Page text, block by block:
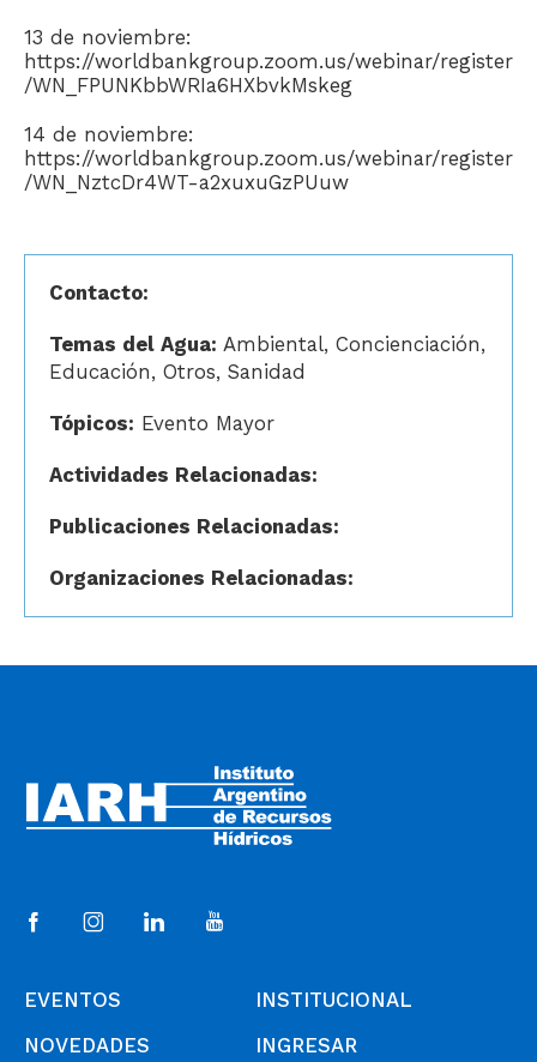
13 de noviembre:
https://worldbankgroup.zoom.us/webinar/register
/WN_FPUNKbbWRIa6HXbvkMskeg
14 de noviembre:
https://worldbankgroup.zoom.us/webinar/register
/WN_NztcDr4WT-a2xuxuGzPUuw
Contacto:
Temas del Agua: Ambiental, Concienciación,
Educación, Otros, Sanidad
Tópicos: Evento Mayor
Actividades Relacionadas:
Publicaciones Relacionadas:
Organizaciones Relacionadas:
EVENTOS
NOVEDADES
INSTITUCIONAL
INGRESAR